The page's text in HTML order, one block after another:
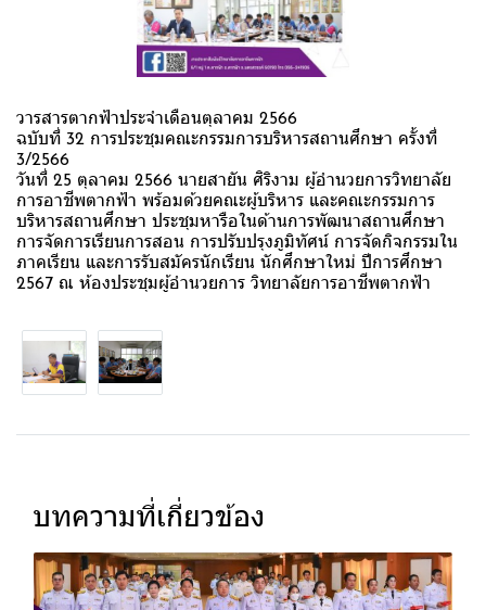
วารสารตากฟ้าประจำเดือนตุลาคม 2566
ฉบับที่ 32 การประชุมคณะกรรมการบริหารสถานศึกษา ครั้งที่
3/2566
วันที่ 25 ตุลาคม 2566 นายสายัน ศิริงาม ผู้อำนวยการวิทยาลัย
การอาชีพตากฟ้า พร้อมด้วยคณะผู้บริหาร และคณะกรรมการ
บริหารสถานศึกษา ประชุมหารือในด้านการพัฒนาสถานศึกษา
การจัดการเรียนการสอน การปรับปรุงภูมิทัศน์ การจัดกิจกรรมใน
ภาคเรียน และการรับสมัครนักเรียน นักศึกษาใหม่ ปีการศึกษา
2567 ณ ห้องประชุมผู้อำนวยการ วิทยาลัยการอาชีพตากฟ้า
บทความที่เกี่ยวข้อง